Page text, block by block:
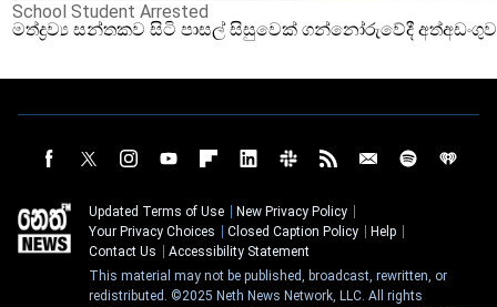
School Student Arrested
මත්ද්‍රව්‍ය සන්තකව සිටි පාසල් සිසුවෙක් ගන්නෝරුවේදී
Updated Terms of Use
New Privacy Policy
Your Privacy Choices
Closed Caption Policy
Help
Contact Us
Accessibility Statement
This material may not be published, broadcast, rewritten, or
redistributed. ©2025 Neth News Network, LLC. All rights